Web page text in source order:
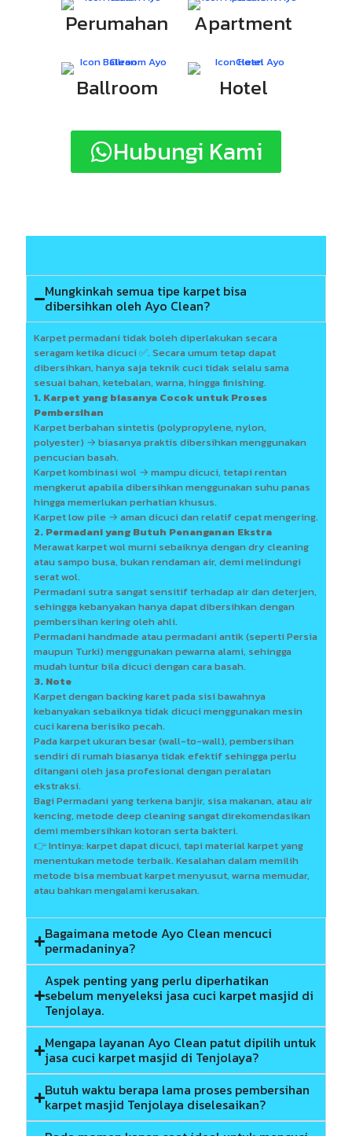
Perumahan Apartment
Ballroom Hotel
Hubungi Kami
Mungkinkah semua tipe karpet bisa
dibersihkan oleh Ayo Clean?
Karpet permadani tidak boleh diperlakukan secara
seragam ketika dicuci ✅. Secara umum tetap dapat
dibersihkan, hanya saja teknik cuci tidak selalu sama
sesuai bahan, ketebalan, warna, hingga finishing.
1. Karpet yang biasanya Cocok untuk Proses
Pembersihan
Karpet berbahan sintetis (polypropylene, nylon,
polyester) → biasanya praktis dibersihkan menggunakan
pencucian basah.
Karpet kombinasi wol → mampu dicuci, tetapi rentan
mengkerut apabila dibersihkan menggunakan suhu panas
hingga memerlukan perhatian khusus.
Karpet low pile → aman dicuci dan relatif cepat mengering.
2. Permadani yang Butuh Penanganan Ekstra
Merawat karpet wol murni sebaiknya dengan dry cleaning
atau sampo busa, bukan rendaman air, demi melindungi
serat wol.
Permadani sutra sangat sensitif terhadap air dan deterjen,
sehingga kebanyakan hanya dapat dibersihkan dengan
pembersihan kering oleh ahli.
Permadani handmade atau permadani antik (seperti Persia
maupun Turki) menggunakan pewarna alami, sehingga
mudah luntur bila dicuci dengan cara basah.
3. Note
Karpet dengan backing karet pada sisi bawahnya
kebanyakan sebaiknya tidak dicuci menggunakan mesin
cuci karena berisiko pecah.
Pada karpet ukuran besar (wall-to-wall), pembersihan
sendiri di rumah biasanya tidak efektif sehingga perlu
ditangani oleh jasa profesional dengan peralatan
ekstraksi.
Bagi Permadani yang terkena banjir, sisa makanan, atau air
kencing, metode deep cleaning sangat direkomendasikan
demi membersihkan kotoran serta bakteri.
👉 Intinya: karpet dapat dicuci, tapi material karpet yang
menentukan metode terbaik. Kesalahan dalam memilih
metode bisa membuat karpet menyusut, warna memudar,
atau bahkan mengalami kerusakan.
Bagaimana metode Ayo Clean mencuci
permadaninya?
Aspek penting yang perlu diperhatikan
sebelum menyeleksi jasa cuci karpet masjid di
Tenjolaya.
Mengapa layanan Ayo Clean patut dipilih untuk
jasa cuci karpet masjid di Tenjolaya?
Butuh waktu berapa lama proses pembersihan
karpet masjid Tenjolaya diselesaikan?